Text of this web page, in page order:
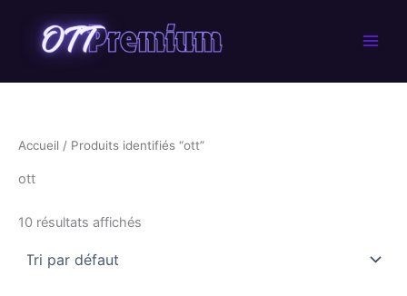
contenu
Accueil / Produits identifiés “ott”
ott
10 résultats affichés